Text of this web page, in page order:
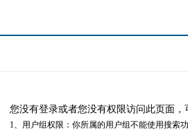
您没有登录或者您没有权限访问此页面
1、用户组权限：你所属的用户组不能使用搜索